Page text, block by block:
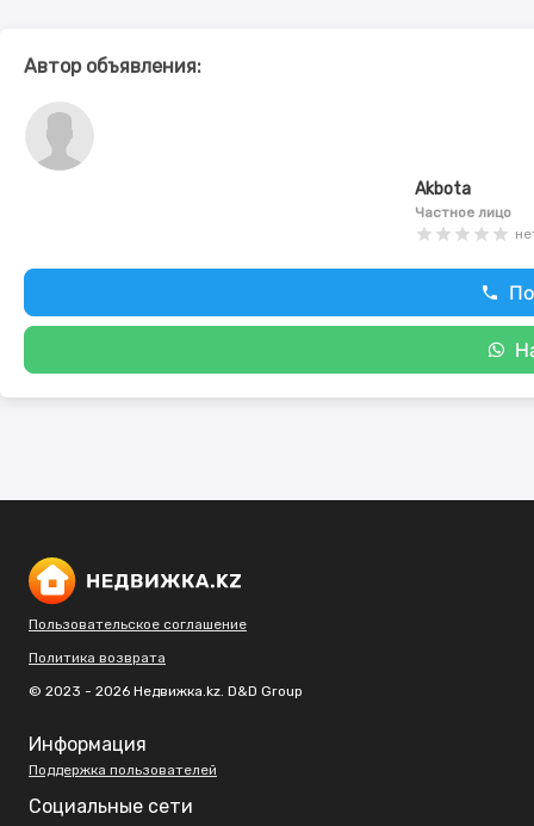
Автор объявления:
Akbota
Частное лицо
Пользовательское соглашение
Политика возврата
© 2023 - 2026 Недвижка.kz. D&D Group
Информация
Поддержка пользователей
Социальные сети